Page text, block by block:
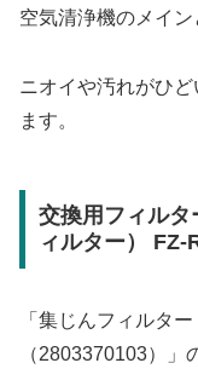
空気清浄機のメイン
ニオイや汚れがひ
ます。
交換用フィルタ
ィルター） FZ-
「集じんフィルタ
（2803370103）」